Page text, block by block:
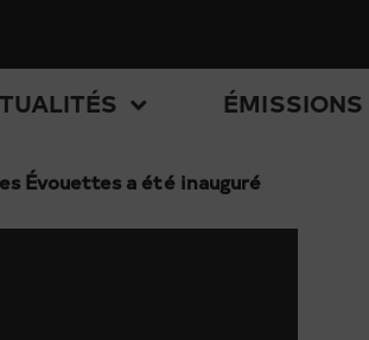
ÉMISSIONS
Évouettes a été inauguré